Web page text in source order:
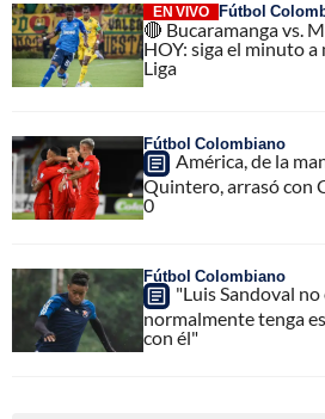
EN VIVO Fútbol
🔴 Bucaramanga vs.
HOY: siga el minuto
Liga
Fútbol Colombiano
América, de la
Quintero, arrasó con
0
Fútbol Colombiano
"Luis Sandoval
normalmente tenga
con él"